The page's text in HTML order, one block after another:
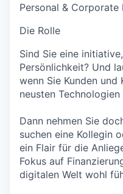
Personal & Corporate
Die Rolle
Sind Sie eine
Persönlichkeit? Und
wenn Sie Kunden
neusten
Dann nehmen Sie
suchen eine Kollegin
ein Flair für die
Fokus auf
digitalen Welt wohl